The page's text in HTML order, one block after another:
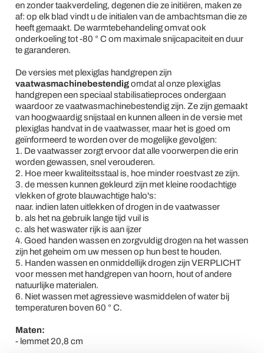
en zonder taakverdeling, degenen die ze initiëren, maken ze
af: op elk blad vindt u de initialen van de ambachtsman die ze
heeft gemaakt. De warmtebehandeling omvat ook
onderkoeling tot -80 ° C om maximale snijcapaciteit en duur
te garanderen.
De versies met plexiglas handgrepen zijn
vaatwasmachinebestendigomdat al onze plexiglas
handgrepen een speciaal stabilisatieproces ondergaan
waardoor ze vaatwasmachinebestendig zijn. Ze zijn gemaakt
van hoogwaardig snijstaal en kunnen alleen in de versie met
plexiglas handvat in de vaatwasser, maar het is goed om
geïnformeerd te worden over de mogelijke gevolgen:
1. De vaatwasser zorgt ervoor dat alle voorwerpen die erin
worden gewassen, snel verouderen.
2. Hoe meer kwaliteitsstaal is, hoe minder roestvast ze zijn.
3. de messen kunnen gekleurd zijn met kleine roodachtige
vlekken of grote blauwachtige halo's:
naar. indien laten uitlekken of drogen in de vaatwasser
b. als het na gebruik lange tijd vuil is
c. als het waswater rijk is aan ijzer
4. Goed handen wassen en zorgvuldig drogen na het wassen
zijn het geheim om uw messen op hun best te houden.
5. Handen wassen en onmiddellijk drogen zijn VERPLICHT
voor messen met handgrepen van hoorn, hout of andere
natuurlijke materialen.
6. Niet wassen met agressieve wasmiddelen of water bij
temperaturen boven 60 ° C.
Maten:
- lemmet 20,8 cm